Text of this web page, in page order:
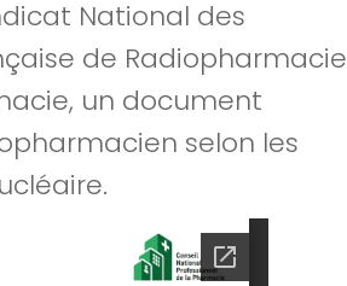
National des
de Radiopharmacie
un document
selon les